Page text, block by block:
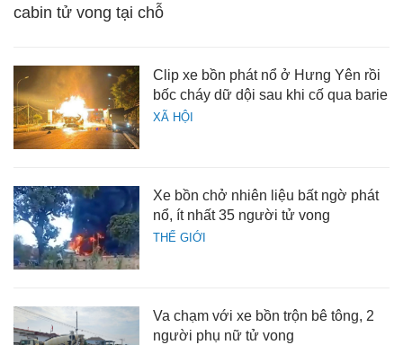
cabin tử vong tại chỗ
XÃ HỘI
Clip xe bồn phát nổ ở Hưng Yên rồi
bốc cháy dữ dội sau khi cố qua barie
THẾ GIỚI
Xe bồn chở nhiên liệu bất ngờ phát
nổ, ít nhất 35 người tử vong
Va chạm với xe bồn trộn bê tông, 2
người phụ nữ tử vong